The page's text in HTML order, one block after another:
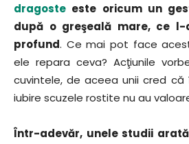
dragoste este oricum un
după o greşeală mare, ce
profund. Ce mai pot face
ele repara ceva? Acţiunile
cuvintele, de aceea unii cred că
iubire scuzele rostite nu au
Într-adevăr, unele studii